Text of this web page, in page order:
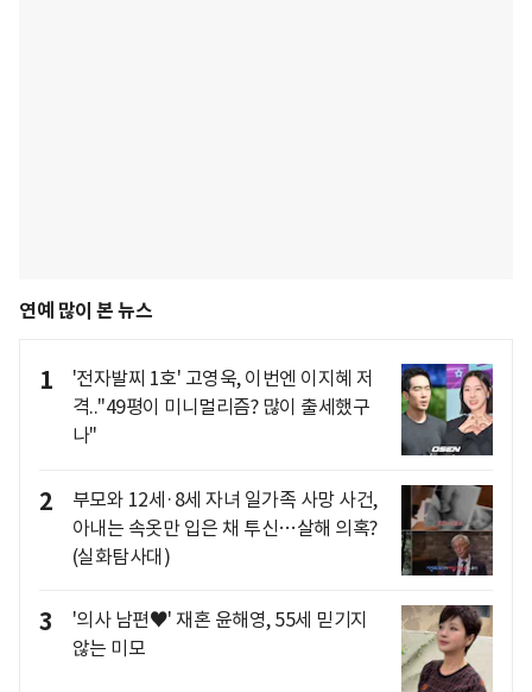
연예 많이 본 뉴스
1
'전자발찌 1호' 고영욱, 이번엔 이지혜 저
격.."49평이 미니멀리즘? 많이 출세했구
나"
2
부모와 12세·8세 자녀 일가족 사망 사건,
아내는 속옷만 입은 채 투신…살해 의혹?
(실화탐사대)
3
'의사 남편♥' 재혼 윤해영, 55세 믿기지
않는 미모